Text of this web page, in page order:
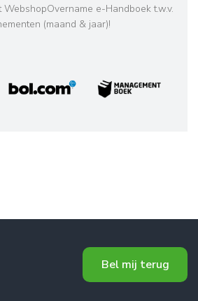
e-Handboek t.w.v.
(maand & jaar)!
Bel mij terug